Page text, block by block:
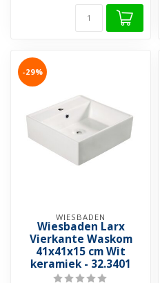
-29%
WIESBADEN
Wiesbaden Larx
Vierkante Waskom
41x41x15 cm Wit
keramiek - 32.3401